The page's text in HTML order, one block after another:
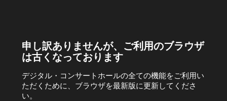
申し訳ありませんが、ご利用のブラウザ
は古くなっております
デジタル・コンサートホールの全ての機能をご利用い
ただくために、ブラウザを最新版に更新してくださ
い。